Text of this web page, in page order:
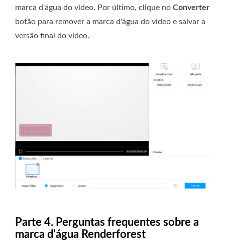
marca d'água do vídeo. Por último, clique no Converter
botão para remover a marca d'água do vídeo e salvar a
versão final do vídeo.
Parte 4. Perguntas frequentes sobre a
marca d'água Renderforest